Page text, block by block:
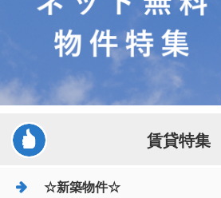
賃貸特集
☆新築物件☆